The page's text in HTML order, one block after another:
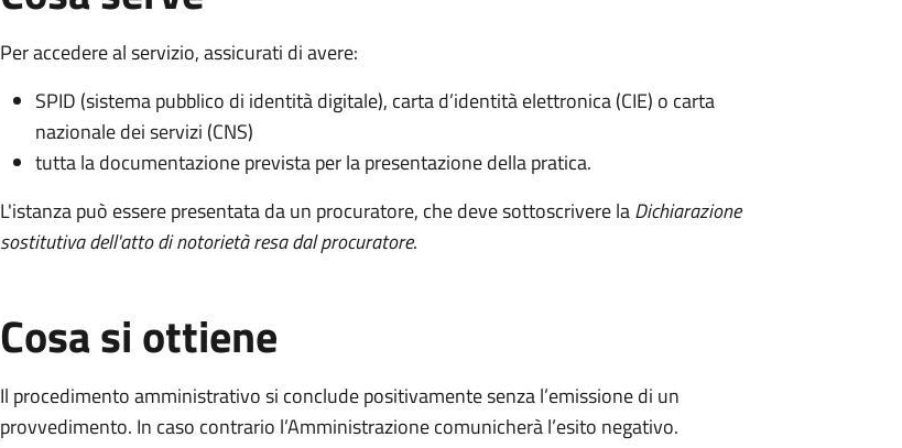
Per accedere al servizio, assicurati di avere:
SPID (sistema pubblico di identità digitale), carta d’identità elettronica (CIE) o carta
nazionale dei servizi (CNS)
tutta la documentazione prevista per la presentazione della pratica.
L'istanza può essere presentata da un procuratore, che deve sottoscrivere laDichiarazione
sostitutiva dell'atto di notorietà resa dal procuratore.
Cosa si ottiene
Il procedimento amministrativo si conclude positivamente senza l’emissione di un
provvedimento. In caso contrario l’Amministrazione comunicherà l’esito negativo.